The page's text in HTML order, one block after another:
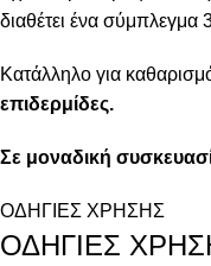
διαθέτει ένα
Κατάλληλο για
επιδερμίδες.
Σε μοναδική
ΟΔΗΓΙΕΣ ΧΡΗΣΗΣ
ΟΔΗΓΙΕΣ